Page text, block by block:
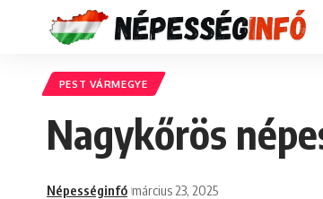
PEST VÁRMEGYE
Nagykőrös
Népességinfó március 23, 2025